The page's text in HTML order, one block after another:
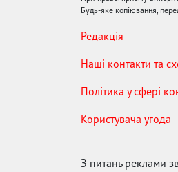
Будь-яке копіювання,
Редакція
Наші контакти та
Політика у сфері
Користувача угода
З питань реклами